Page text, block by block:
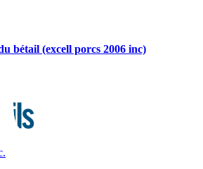
bétail (excell porcs 2006 inc)